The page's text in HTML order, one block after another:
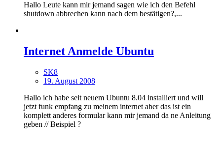
Hallo Leute kann mir jemand sagen wie ich den Befehl
shutdown abbrechen kann nach dem bestätigen?,...
Internet Anmelde Ubuntu
SK8
19. August 2008
Hallo ich habe seit neuem Ubuntu 8.04 installiert und will
jetzt funk empfang zu meinem internet aber das ist ein
komplett anderes formular kann mir jemand da ne Anleitung
geben // Beispiel ?